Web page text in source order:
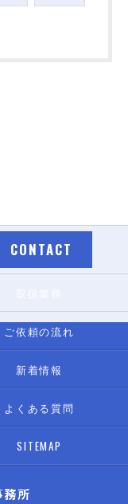
CONTACT
ご依頼の流れ
新着情報
よくある質問
SITEMAP